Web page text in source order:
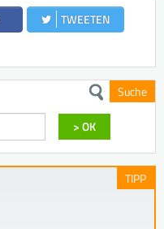
TWEETEN
Suche
> OK
TIPP